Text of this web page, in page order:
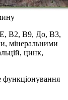
Е, В2, В9, До, В3,
мінеральними
цинк,